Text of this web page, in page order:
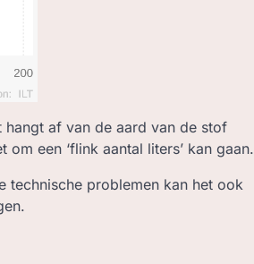
af van de aard van de stof
een ‘flink aantal liters’ kan gaan.
technische problemen kan het ook